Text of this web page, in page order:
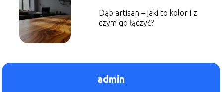
Dąb artisan – jaki to kolor i z
czym go łączyć?
admin